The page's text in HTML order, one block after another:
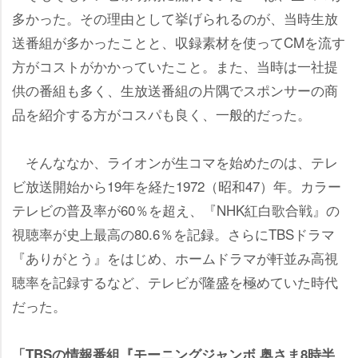
多かった。その理由として挙げられるのが、当時生放
送番組が多かったことと、収録素材を使ってCMを流す
方がコストがかかっていたこと。また、当時は一社提
供の番組も多く、生放送番組の片隅でスポンサーの商
品を紹介する方がコスパも良く、一般的だった。
そんななか、ライオンが生コマを始めたのは、テレ
ビ放送開始から19年を経た1972（昭和47）年。カラー
テレビの普及率が60％を超え、『NHK紅白歌合戦』の
視聴率が史上最高の80.6％を記録。さらにTBSドラマ
『ありがとう』をはじめ、ホームドラマが軒並み高視
聴率を記録するなど、テレビが隆盛を極めていた時代
だった。